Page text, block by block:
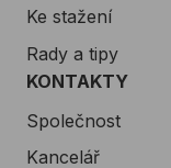
Ke stažení
Rady a tipy
KONTAKTY
Společnost
Kancelář